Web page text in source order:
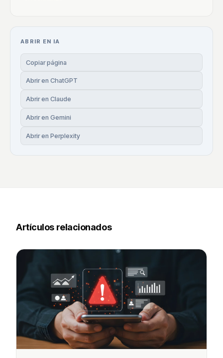
ABRIR EN IA
Copiar página
Abrir en ChatGPT
Abrir en Claude
Abrir en Gemini
Abrir en Perplexity
Artículos relacionados